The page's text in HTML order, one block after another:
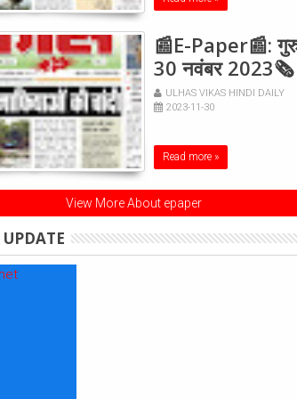
📰E-Paper📰:
30 नवंबर 2023🗞
ULHAS VIKAS HINDI DAILY
2023-11-30
Read more »
View More About epaper